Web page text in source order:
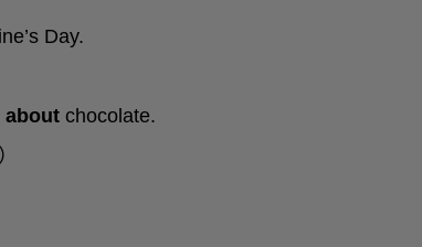
Day.
about chocolate.